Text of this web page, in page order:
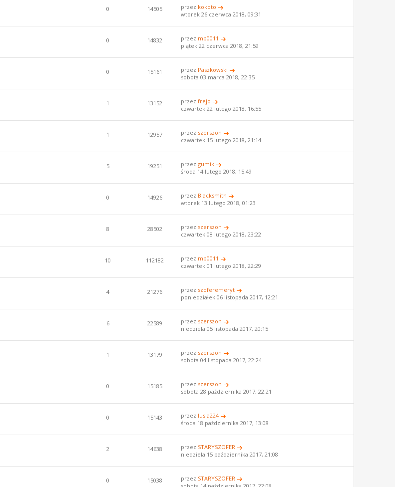
0 14505 przez kokoto
wtorek 26 czerwca 2018, 09:31
0 14832 przez mp0011
piątek 22 czerwca 2018, 21:59
0 15161 przez Paszkowski
sobota 03 marca 2018, 22:35
1 13152 przezfrejo
czwartek 22 lutego 2018, 16:55
1 12957 przez szerszon
czwartek 15 lutego 2018, 21:14
5 19251 przezgumik
środa 14 lutego 2018, 15:49
0 14926 przez Blacksmith
wtorek 13 lutego 2018, 01:23
8 28502 przez szerszon
czwartek 08 lutego 2018, 23:22
10 112182 przez mp0011
czwartek 01 lutego 2018, 22:29
4 21276 przez szoferemeryt
poniedziałek 06 listopada 2017, 12:21
6 22589 przez szerszon
niedziela 05 listopada 2017, 20:15
1 13179 przez szerszon
sobota 04 listopada 2017, 22:24
0 15185 przez szerszon
sobota 28 października 2017, 22:21
0 15143 przez lusia224
środa 18 października 2017, 13:08
2 14638 przez STARYSZOFER
niedziela 15 października 2017, 21:08
0 15038 przez STARYSZOFER